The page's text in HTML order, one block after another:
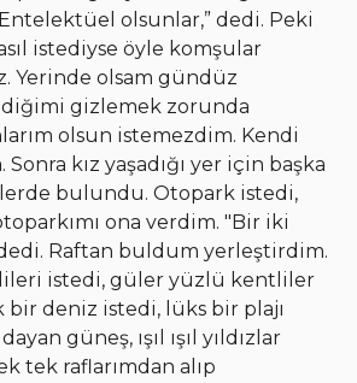
olsunlar,” dedi. Peki
istediyse öyle komşular
Yerinde olsam gündüz
gizlemek zorunda
olsun istemezdim. Kendi
kız yaşadığı yer için başka
bulundu. Otopark istedi,
ona verdim. "Bir iki
Raftan buldum yerleştirdim.
istedi, güler yüzlü kentliler
bir deniz istedi, lüks bir plajı
güneş, ışıl ışıl yıldızlar
tek raflarımdan alıp